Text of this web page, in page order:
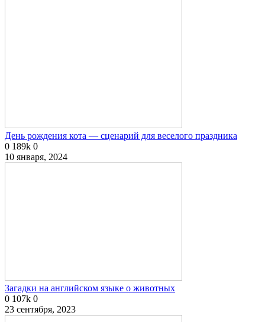
День рождения кота — сценарий для веселого праздника
0 189k 0
10 января, 2024
Загадки на английском языке о животных
0 107k 0
23 сентября, 2023